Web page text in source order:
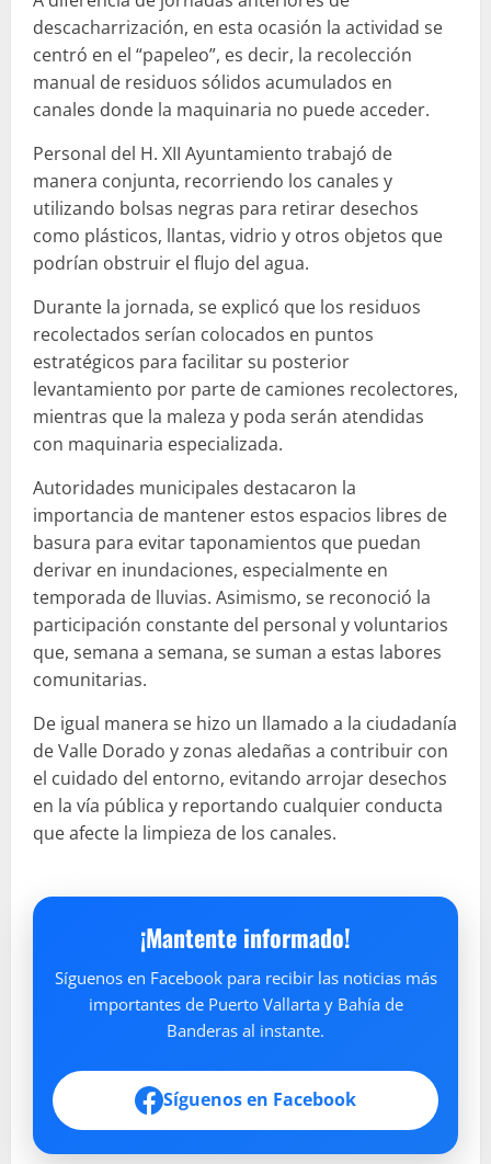
descacharrización, en esta ocasión la actividad se
centró en el “papeleo”, es decir, la recolección
manual de residuos sólidos acumulados en
canales donde la maquinaria no puede acceder.
Personal del H. XII Ayuntamiento trabajó de
manera conjunta, recorriendo los canales y
utilizando bolsas negras para retirar desechos
como plásticos, llantas, vidrio y otros objetos que
podrían obstruir el flujo del agua.
Durante la jornada, se explicó que los residuos
recolectados serían colocados en puntos
estratégicos para facilitar su posterior
levantamiento por parte de camiones recolectores,
mientras que la maleza y poda serán atendidas
con maquinaria especializada.
Autoridades municipales destacaron la
importancia de mantener estos espacios libres de
basura para evitar taponamientos que puedan
derivar en inundaciones, especialmente en
temporada de lluvias. Asimismo, se reconoció la
participación constante del personal y voluntarios
que, semana a semana, se suman a estas labores
comunitarias.
De igual manera se hizo un llamado a la ciudadanía
de Valle Dorado y zonas aledañas a contribuir con
el cuidado del entorno, evitando arrojar desechos
en la vía pública y reportando cualquier conducta
que afecte la limpieza de los canales.
¡Mantente informado!
Síguenos en Facebook para recibir las noticias más
importantes de Puerto Vallarta y Bahía de
Banderas al instante.
Síguenos en Facebook